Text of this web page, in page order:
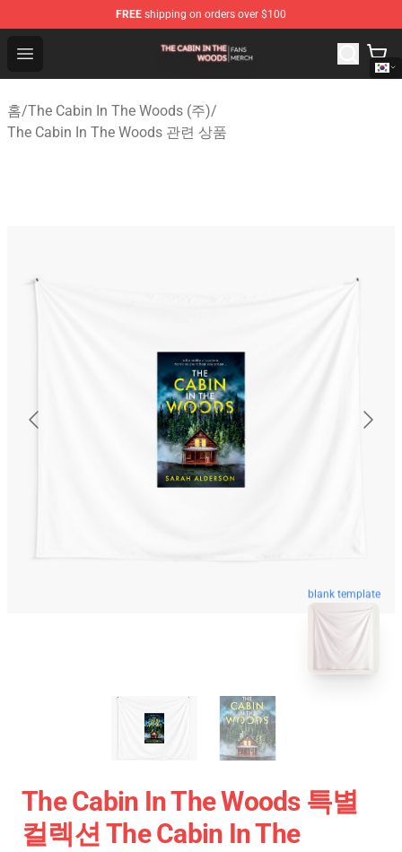
FREE shipping on orders over $100
Open menu
The Cabin In The Woods Shop - Official The Cabin In
홈/The Cabin In The Woods (주)/
The Cabin In The Woods 관련 상품
blank template
The Cabin In The Woods 특별
컬렉션 The Cabin In The